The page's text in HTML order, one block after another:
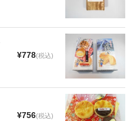
¥778(税込)
¥756(税込)